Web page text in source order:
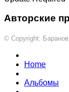
Авторские
© Copyright:
Home
Альбомы